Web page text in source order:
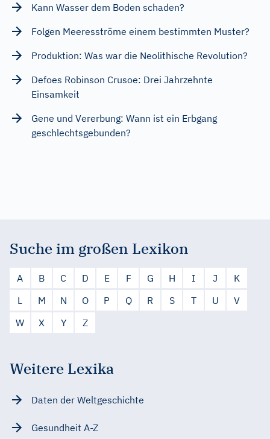
Kann Wasser dem Boden schaden?
Folgen Meeresströme einem bestimmten Muster?
Produktion: Was war die Neolithische Revolution?
Defoes Robinson Crusoe: Drei Jahrzehnte
Einsamkeit
Gene und Vererbung: Wann ist ein Erbgang
geschlechtsgebunden?
Suche im großen Lexikon
A B C D E F G H I J
K
L
M N O P Q R S T U
V
W
X Y Z
Weitere Lexika
Daten der Weltgeschichte
Gesundheit A-Z